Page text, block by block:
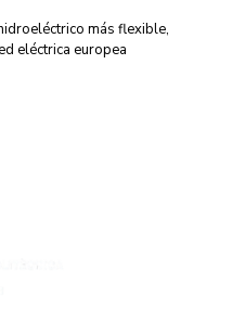
más flexible,
eléctrica europea